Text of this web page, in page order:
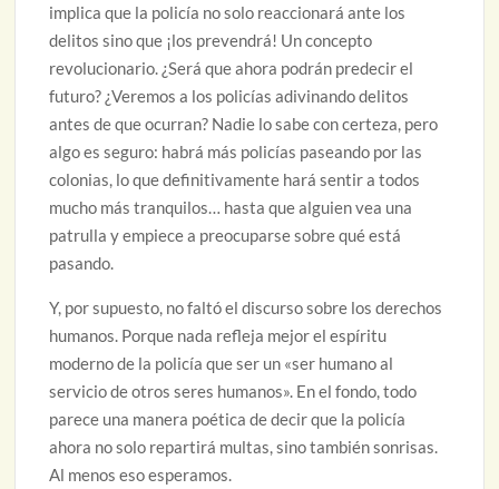
implica que la policía no solo reaccionará ante los
delitos sino que ¡los prevendrá! Un concepto
revolucionario. ¿Será que ahora podrán predecir el
futuro? ¿Veremos a los policías adivinando delitos
antes de que ocurran? Nadie lo sabe con certeza, pero
algo es seguro: habrá más policías paseando por las
colonias, lo que definitivamente hará sentir a todos
mucho más tranquilos… hasta que alguien vea una
patrulla y empiece a preocuparse sobre qué está
pasando.
Y, por supuesto, no faltó el discurso sobre los derechos
humanos. Porque nada refleja mejor el espíritu
moderno de la policía que ser un «ser humano al
servicio de otros seres humanos». En el fondo, todo
parece una manera poética de decir que la policía
ahora no solo repartirá multas, sino también sonrisas.
Al menos eso esperamos.